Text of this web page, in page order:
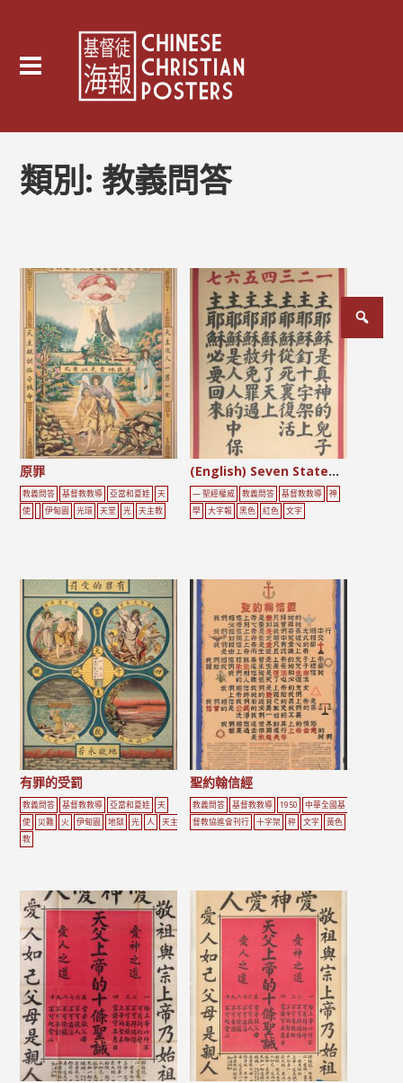
類別: 教義問答
原罪
教義問答 基督教教導 亞當和夏娃
天
使
伊甸園 光環 天堂 光 天主教
(English) Seven Statements about Jesus
— 聖經權威 教義問答 基督教教導
神
學
大字報 黑色 紅色 文字
有罪的受罰
教義問答 基督教教導 亞當和夏娃
天
使
災難 火 伊甸園 地獄 光 人
天主
教
聖約翰信經
教義問答 基督教教導 1950
中華全國基
督教協進會刊行
十字架 秤 文字 黃色
文
章
分
頁